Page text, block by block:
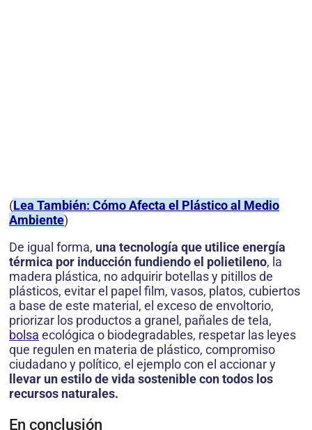
(Lea También: Cómo Afecta el Plástico al Medio
Ambiente)
De igual forma, una tecnología que utilice energía
térmica por inducción fundiendo el polietileno, la
madera plástica, no adquirir botellas y pitillos de
plásticos, evitar el papel film, vasos, platos, cubiertos
a base de este material, el exceso de envoltorio,
priorizar los productos a granel, pañales de tela,
bolsa ecológica o biodegradables, respetar las leyes
que regulen en materia de plástico, compromiso
ciudadano y político, el ejemplo con el accionar y
llevar un estilo de vida sostenible con todos los
recursos naturales.
En conclusión